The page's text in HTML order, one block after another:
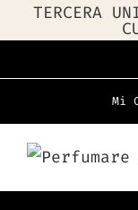
TERCERA
al
Mi